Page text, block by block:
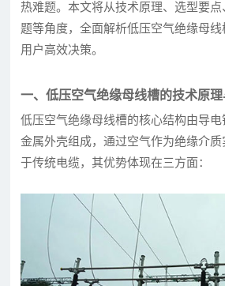
热难题。本文将从技术原理、选型要点
题等角度，全面解析低压空气绝缘母
用户高效决策。
一、低压空气绝缘母线槽的技术原
低压空气绝缘母线槽的核心结构由导
金属外壳组成，通过空气作为绝缘介
于传统电缆，其优势体现在三方面：